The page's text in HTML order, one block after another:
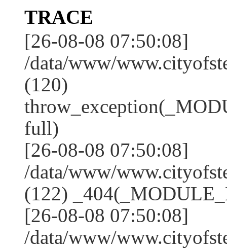
TRACE
[26-08-08 07:50:08]
/data/www/
(120)
full)
[26-08-08 07:50:08]
/data/www/
(122)
[26-08-08 07:50:08]
/data/www/